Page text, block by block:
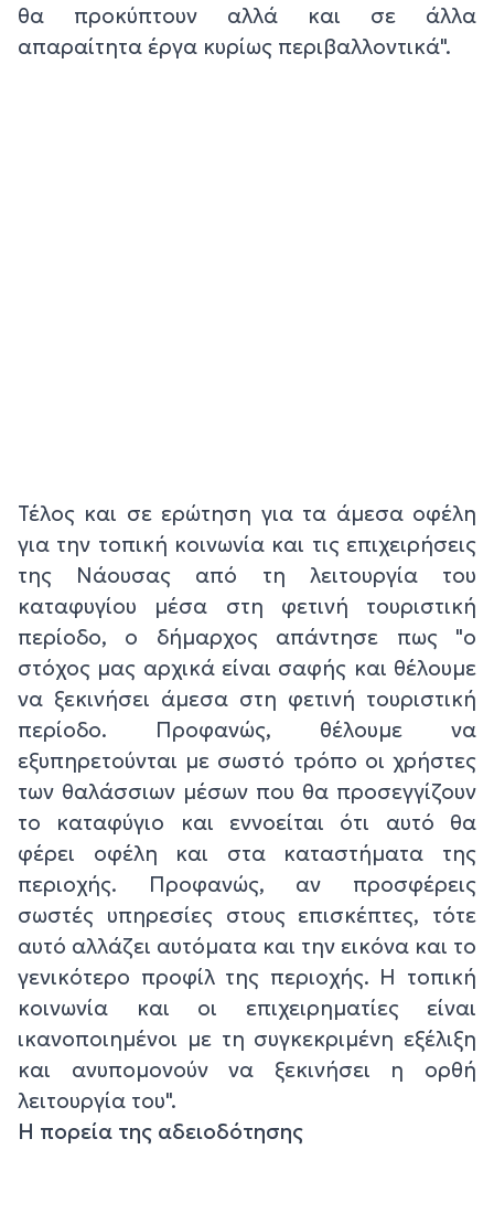
θα προκύπτουν αλλά και σε άλλα
απαραίτητα έργα κυρίως περιβαλλοντικά".
Τέλος και σε ερώτηση για τα άμεσα οφέλη
για την τοπική κοινωνία και τις επιχειρήσεις
της Νάουσας από τη λειτουργία του
καταφυγίου μέσα στη φετινή τουριστική
περίοδο, ο δήμαρχος απάντησε πως "ο
στόχος μας αρχικά είναι σαφής και θέλουμε
να ξεκινήσει άμεσα στη φετινή τουριστική
περίοδο. Προφανώς, θέλουμε να
εξυπηρετούνται με σωστό τρόπο οι χρήστες
των θαλάσσιων μέσων που θα προσεγγίζουν
το καταφύγιο και εννοείται ότι αυτό θα
φέρει οφέλη και στα καταστήματα της
περιοχής. Προφανώς, αν προσφέρεις
σωστές υπηρεσίες στους επισκέπτες, τότε
αυτό αλλάζει αυτόματα και την εικόνα και το
γενικότερο προφίλ της περιοχής. Η τοπική
κοινωνία και οι επιχειρηματίες είναι
ικανοποιημένοι με τη συγκεκριμένη εξέλιξη
και ανυπομονούν να ξεκινήσει η ορθή
λειτουργία του".
Η πορεία της αδειοδότησης